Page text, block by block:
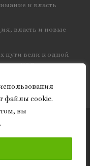
файлы cookie.
вы
и власть
власть и новые
пути вели к одной
КЭД
защищены